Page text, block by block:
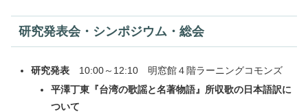
研究発表会・ シンポジウム ・ 総会
研究発表10:00～12:10 明窓館４階ラーニングコモンズ
平澤丁東『台湾の歌謡と名著物語』所収歌の日本語訳に
ついて